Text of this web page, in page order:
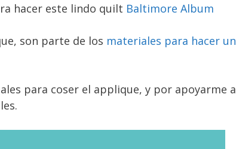
hacer este lindo quilt Baltimore Album
son parte de los materiales para hacer un
para coser el applique, y por apoyarme a